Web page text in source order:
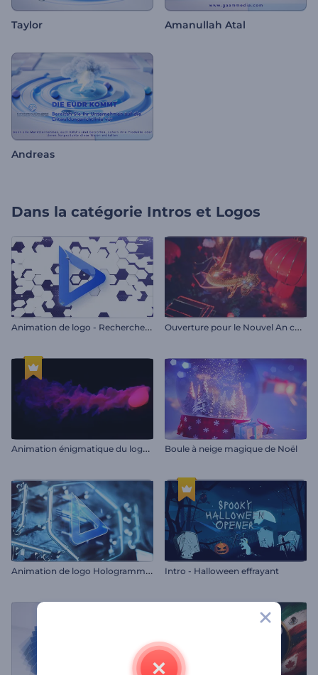
Taylor Amanullah Atal
Andreas
Dans la catégorie Intros et Logos
A
nimation de logo - Recherche sur le web O
uverture pour le Nouvel An chinois
A
nimation énigmatique du logo en fumée Boule à neige magique de Noël
A
nimation de logo Hologramme souterrain Intro - Halloween effrayant